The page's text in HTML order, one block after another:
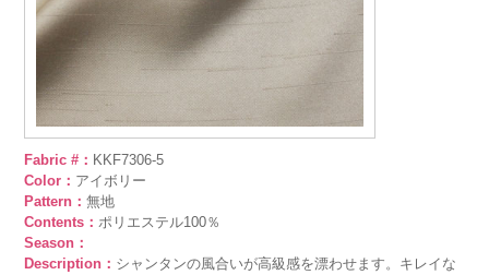
Fabric #： KKF7306-5
Color： アイボリー
Pattern：無地
Contents：ポリエステル100％
Season：
Description： シャンタンの風合いが高級感を漂わせます。キレイな